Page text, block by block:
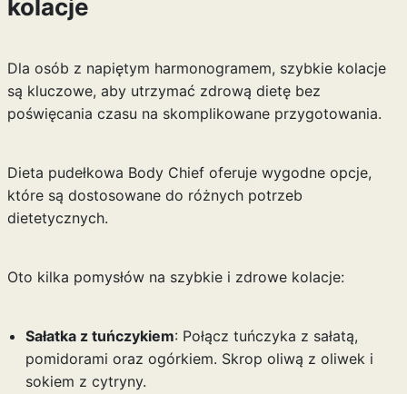
kolacje
Dla osób z napiętym harmonogramem, szybkie kolacje
są kluczowe, aby utrzymać zdrową dietę bez
poświęcania czasu na skomplikowane przygotowania.
Dieta pudełkowa Body Chief oferuje wygodne opcje,
które są dostosowane do różnych potrzeb
dietetycznych.
Oto kilka pomysłów na szybkie i zdrowe kolacje:
Sałatka z tuńczykiem: Połącz tuńczyka z sałatą,
pomidorami oraz ogórkiem. Skrop oliwą z oliwek i
sokiem z cytryny.